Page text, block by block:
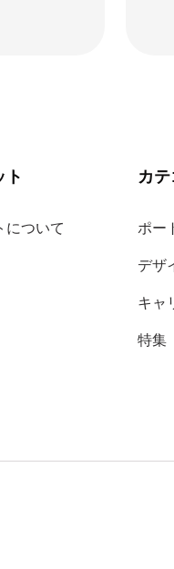
ト
について
カテ
ポー
デザ
キャ
特集